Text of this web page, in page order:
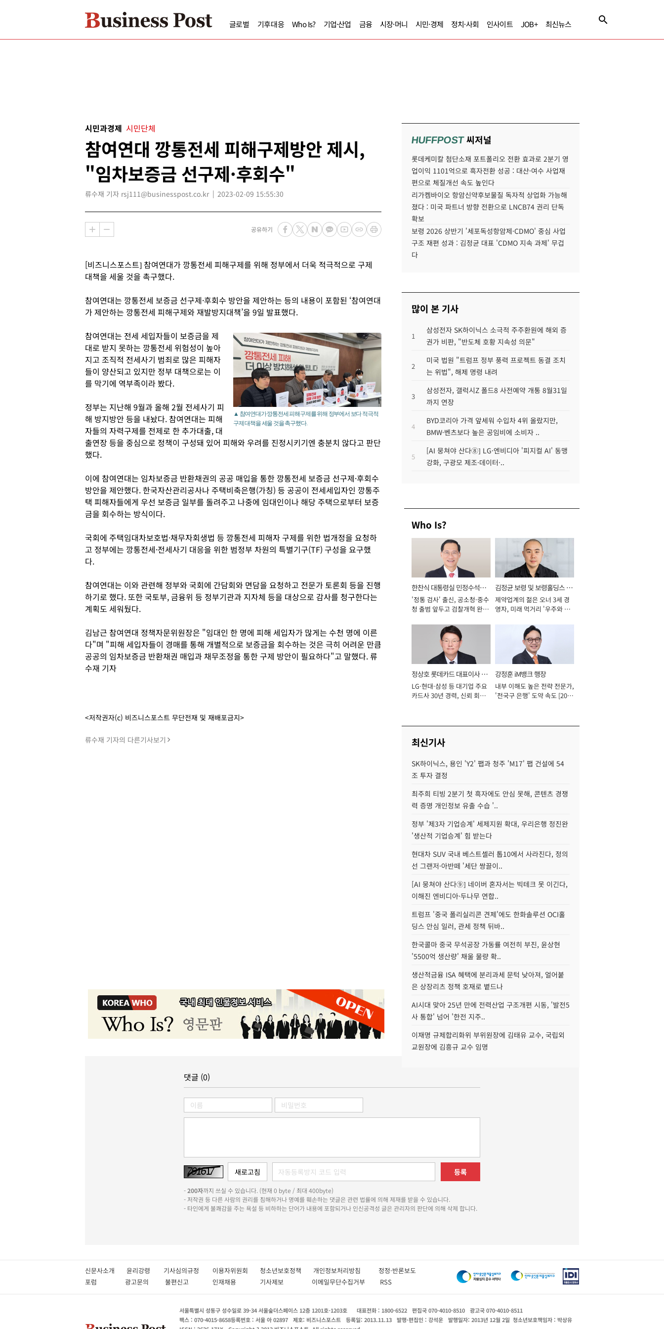
글로벌 기후대응 Who Is? 기업·산업 금융 시장·머니 시민·경제 정치·사회 인사이트 JOB+ 최신뉴스
시민과경제 시민단체
참여연대 깡통전세 피해구제방안 제시,
"임차보증금 선구제·후회수"
류수재 기자 rsj111@businesspost.co.kr 2023-02-09 15:55:30
공유하기
[비즈니스포스트] 참여연대가 깡통전세 피해구제를 위해 정부에서 더욱 적극적으로 구제
대책을 세울 것을 촉구했다.
참여연대는 깡통전세 보증금 선구제·후회수 방안을 제안하는 등의 내용이 포함된 ‘참여연대
가 제안하는 깡통전세 피해구제와 재발방지대책’을 9일 발표했다.
▲ 참여연대가 깡통전세 피해구제를 위해 정부에서 보다 적극적
구제 대책을 세울 것을 촉구했다.
참여연대는 전세 세입자들이 보증금을 제
대로 받지 못하는 깡통전세 위험성이 높아
지고 조직적 전세사기 범죄로 많은 피해자
들이 양산되고 있지만 정부 대책으로는 이
를 막기에 역부족이라 봤다.
정부는 지난해 9월과 올해 2월 전세사기 피
해 방지방안 등을 내놨다. 참여연대는 피해
자들의 자력구제를 전제로 한 추가대출, 대
출연장 등을 중심으로 정책이 구성돼 있어 피해와 우려를 진정시키기엔 충분치 않다고 판단
했다.
이에 참여연대는 임차보증금 반환채권의 공공 매입을 통한 깡통전세 보증금 선구제·후회수
방안을 제안했다. 한국자산관리공사나 주택비축은행(가칭) 등 공공이 전세세입자인 깡통주
택 피해자들에게 우선 보증금 일부를 돌려주고 나중에 임대인이나 해당 주택으로부터 보증
금을 회수하는 방식이다.
국회에 주택임대차보호법·채무자회생법 등 깡통전세 피해자 구제를 위한 법개정을 요청하
고 정부에는 깡통전세·전세사기 대응을 위한 범정부 차원의 특별기구(TF) 구성을 요구했
다.
참여연대는 이와 관련해 정부와 국회에 간담회와 면담을 요청하고 전문가 토론회 등을 진행
하기로 했다. 또한 국토부, 금융위 등 정부기관과 지자체 등을 대상으로 감사를 청구한다는
계획도 세워뒀다.
김남근 참여연대 정책자문위원장은 "임대인 한 명에 피해 세입자가 많게는 수천 명에 이른
다"며 "피해 세입자들이 경매를 통해 개별적으로 보증금을 회수하는 것은 극히 어려운 만큼
공공의 임차보증금 반환채권 매입과 채무조정을 통한 구제 방안이 필요하다"고 말했다. 류
수재 기자
<저작권자(c) 비즈니스포스트 무단전재 및 재배포금지>
류수재 기자의 다른기사보기
HUFFPOST씨저널
롯데케미칼 첨단소재 포트폴리오 전환 효과로 2분기 영
업이익 1101억으로 흑자전환 성공 : 대산·여수 사업재
편으로 체질개선 속도 높인다
리가켐바이오 항암신약후보물질 독자적 상업화 가능해
졌다 : 미국 파트너 방향 전환으로 LNCB74 권리 단독
확보
보령 2026 상반기 '세포독성항암제·CDMO' 중심 사업
구조 재편 성과 : 김정균 대표 'CDMO 지속 과제' 무겁
다
많이 본 기사
1
삼성전자 SK하이닉스 소극적 주주환원에 해외 증
권가 비판, "반도체 호황 지속성 의문"
2
미국 법원 "트럼프 정부 풍력 프로젝트 동결 조치
는 위법", 해제 명령 내려
3
삼성전자, 갤럭시Z 폴드8 사전예약 개통 8월31일
까지 연장
4
BYD코리아 가격 앞세워 수입차 4위 올랐지만,
BMW·벤츠보다 높은 공임비에 소비자 ..
5
[AI 뭉쳐야 산다⑧] LG·엔비디아 '피지컬 AI' 동맹
강화, 구광모 제조·데이터·..
Who Is?
한찬식 대통령실 민정수석비
서관
'정통 검사' 출신, 공소청·중수
청 출범 앞두고 검찰개혁 완수
김정균 보령 및 보령홀딩스 대
표이사 사장
제약업계의 젊은 오너 3세 경
영자, 미래 먹거리 '우주와 헬
정상호 롯데카드 대표이사 사
장
LG·현대·삼성 등 대기업 주요
카드사 30년 경력, 신뢰 회복
강정훈 iM뱅크 행장
내부 이해도 높은 전략 전문가,
'전국구 은행' 도약 속도 [2026
최신기사
SK하이닉스, 용인 'Y2' 팹과 청주 'M17' 팹 건설에 54
조 투자 결정
최주희 티빙 2분기 첫 흑자에도 안심 못해, 콘텐츠 경쟁
력 증명 개인정보 유출 수습 '..
정부 '제3자 기업승계' 세제지원 확대, 우리은행 정진완
'생산적 기업승계' 힘 받는다
현대차 SUV 국내 베스트셀러 톱10에서 사라진다, 정의
선 그랜저·아반떼 '세단 쌍끌이..
[AI 뭉쳐야 산다⑨] 네이버 혼자서는 빅테크 못 이긴다,
이해진 엔비디아·두나무 연합..
트럼프 '중국 폴리실리콘 견제'에도 한화솔루션 OCI홀
딩스 안심 일러, 관세 정책 뒤바..
한국콜마 중국 무석공장 가동률 여전히 부진, 윤상현
'5500억 생산량' 채울 물량 확..
생산적금융 ISA 혜택에 분리과세 문턱 낮아져, 얼어붙
은 상장리츠 정책 호재로 볕드나
AI시대 맞아 25년 만에 전력산업 구조개편 시동, '발전5
사 통합' 넘어 '한전 지주..
이재명 규제합리화위 부위원장에 김태유 교수, 국립외
교원장에 김흥규 교수 임명
댓글 (0)
등록
-200자까지 쓰실 수 있습니다. (현재 0 byte / 최대 400byte)
- 저작권 등 다른 사람의 권리를 침해하거나 명예를 훼손하는 댓글은 관련 법률에 의해 제재를 받을 수 있습니다.
- 타인에게 불쾌감을 주는 욕설 등 비하하는 단어가 내용에 포함되거나 인신공격성 글은 관리자의 판단에 의해 삭제 합니다.
신문사소개 윤리강령 기사심의규정 이용자위원회 청소년보호정책 개인정보처리방침 정정·반론보도
포럼
광고문의 불편신고 인재채용 기사제보 이메일무단수집거부 RSS
서울특별시 성동구 성수일로 39-34 서울숲더스페이스 12층 1201호-1203호 대표전화 : 1800-6522 편집국 070-4010-8510
광고국 070-4010-8511
팩스 : 070-4015-8658등록번호 : 서울 아 02897 제호: 비즈니스포스트 등록일: 2013.11.13 발행·편집인 : 강석운 발행일자: 2013년 12월 2일 청소년보호책임자 : 박상유